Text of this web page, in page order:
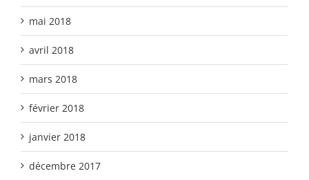
mai 2018
avril 2018
mars 2018
février 2018
janvier 2018
décembre 2017